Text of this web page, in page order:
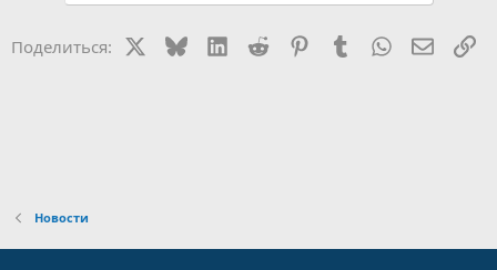
Поделиться: BlueskyLinkedIn
Reddit PinterestTumblr WhatsApp
Новости